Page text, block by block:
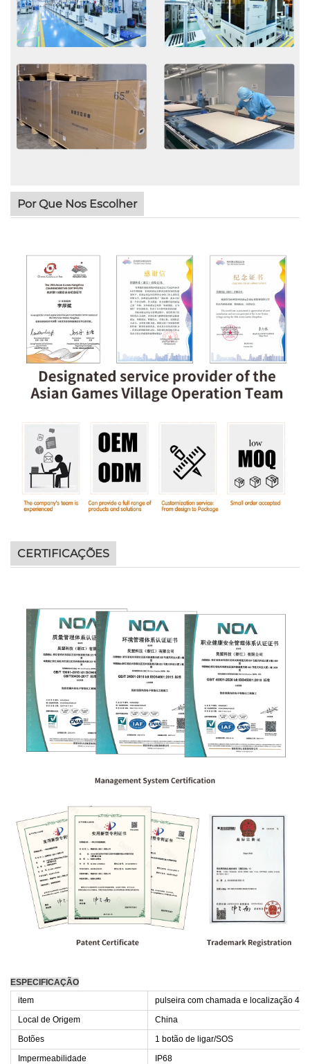
Por Que Nos Escolher
CERTIFICAÇÕES
ESPECIFICAÇÃO
item
pulseira com chamada e localização 4G
Local de Origem
China
Botões
1 botão de ligar/SOS
Impermeabilidade
IP68